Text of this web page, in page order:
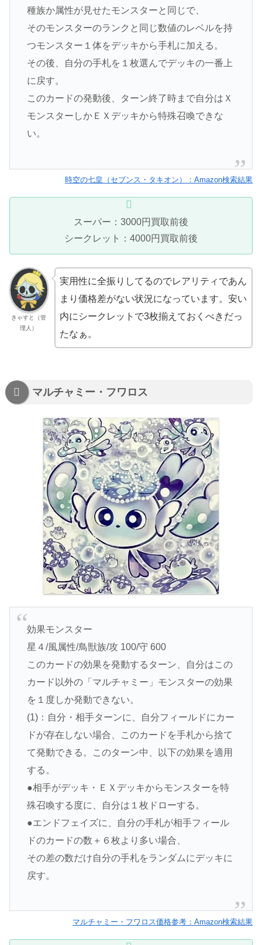
種族か属性が見せたモンスターと同じで、
そのモンスターのランクと同じ数値のレベルを持
つモンスター１体をデッキから手札に加える。
その後、自分の手札を１枚選んでデッキの一番上
に戻す。
このカードの発動後、ターン終了時まで自分はＸ
モンスターしかＥＸデッキから特殊召喚できな
い。
時空の七皇（セブンス・タキオン）：Amazon検索結果
スーパー：3000円買取前後
シークレット：4000円買取前後
きゃすと（管
理人）
実用性に全振りしてるのでレアリティであん
まり価格差がない状況になっています。安い
内にシークレットで3枚揃えておくべきだっ
たなぁ。
マルチャミー・フワロス
効果モンスター
星４/風属性/鳥獣族/攻 100/守 600
このカードの効果を発動するターン、自分はこの
カード以外の「マルチャミー」モンスターの効果
を１度しか発動できない。
(1)：自分・相手ターンに、自分フィールドにカー
ドが存在しない場合、このカードを手札から捨て
て発動できる。このターン中、以下の効果を適用
する。
●相手がデッキ・ＥＸデッキからモンスターを特
殊召喚する度に、自分は１枚ドローする。
●エンドフェイズに、自分の手札が相手フィール
ドのカードの数＋６枚より多い場合、
その差の数だけ自分の手札をランダムにデッキに
戻す。
マルチャミー・フワロス価格参考：Amazon検索結果